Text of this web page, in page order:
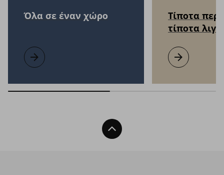
Όλα σε έναν χώρο
Όλα σε έναν χώρο
Μάθετε περισσότερα
Τίποτα
τίποτα
Τίποτα
Μάθετε
Back To Top